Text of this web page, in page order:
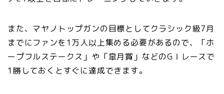
また、マヤノトップガンの目標としてクラシック級7月
までにファンを1万人以上集める必要があるので、「ホ
ープフルステークス」や「皐月賞」などのGⅠレースで
1勝しておくとすぐに達成できます。